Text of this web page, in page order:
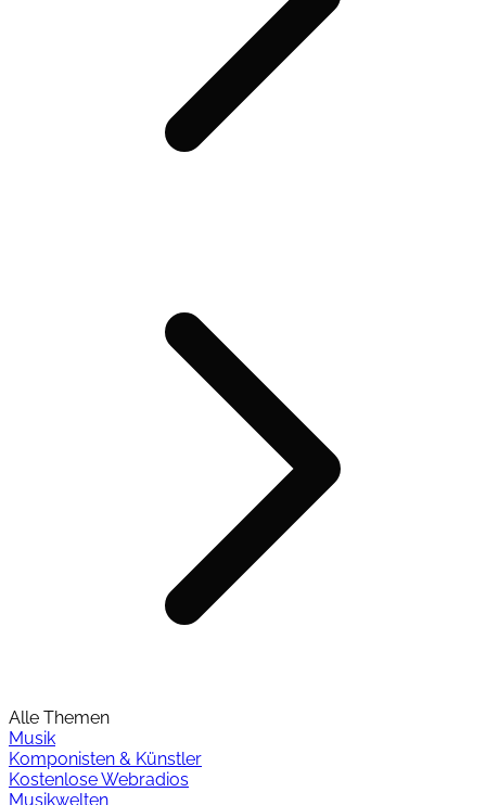
Alle Themen
Musik
Komponisten & Künstler
Kostenlose Webradios
Musikwelten